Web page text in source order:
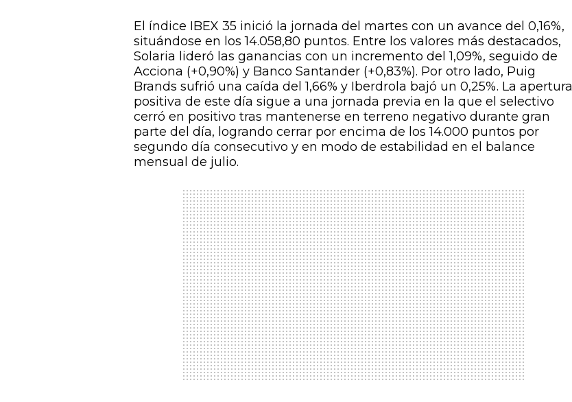
El índice IBEX 35 inició la jornada del martes con un avance del 0,16%,
situándose en los 14.058,80 puntos. Entre los valores más destacados,
Solaria lideró las ganancias con un incremento del 1,09%, seguido de
Acciona (+0,90%) y Banco Santander (+0,83%). Por otro lado, Puig
Brands sufrió una caída del 1,66% y Iberdrola bajó un 0,25%. La apertura
positiva de este día sigue a una jornada previa en la que el selectivo
cerró en positivo tras mantenerse en terreno negativo durante gran
parte del día, logrando cerrar por encima de los 14.000 puntos por
segundo día consecutivo y en modo de estabilidad en el balance
mensual de julio.